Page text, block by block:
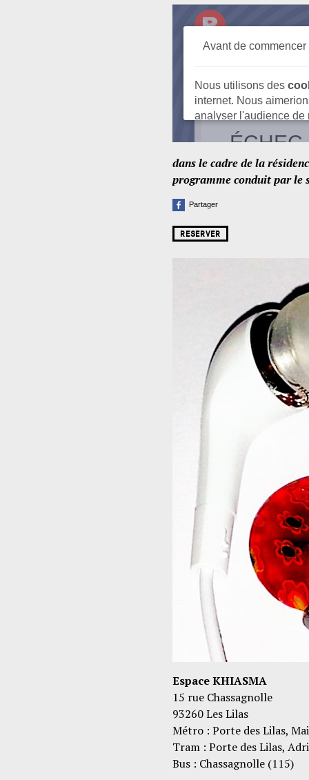
dans le cadre de la
programme conduit par le
Partager
RESERVER
Espace KHIASMA
15 rue Chassagnolle
93260 Les Lilas
Métro : Porte des Lilas,
Tram : Porte des Lilas,
Bus : Chassagnolle (115)